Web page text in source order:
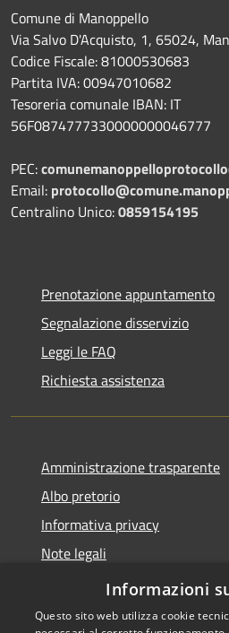
Comune di Manoppello
Via Salvo D'Acquisto, 1, 65024,
Codice Fiscale: 81000530683
Partita IVA: 00947010682
Tesoreria comunale IBAN: IT
56F0874777330000000046777
PEC:
Email:
Centralino Unico:0859154195
Prenotazione appuntamento
Segnalazione disservizio
Leggi le FAQ
Richiesta assistenza
Amministrazione trasparente
Albo pretorio
Informativa privacy
Note legali
Dichiarazione di accessibilità
Informazioni
Questo sito web utilizza cookie